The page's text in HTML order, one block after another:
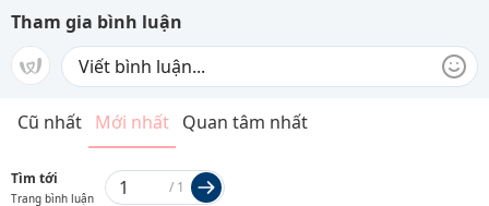
Tham gia bình luận
Cũ nhất Mới nhất Quan tâm nhất
Tìm tới
Trang bình luận
/ 1